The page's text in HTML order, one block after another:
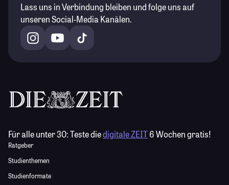
Lass uns in Verbindung bleiben und folge uns auf
unseren Social-Media Kanälen.
Für alle unter 30:Teste diedigitale ZEIT6 Wochen gratis!
Ratgeber
Studienthemen
Studienformate